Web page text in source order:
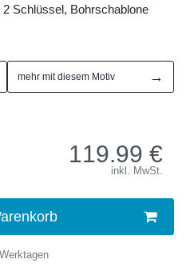
Schlüssel, Bohrschablone
mehr mit diesem Motiv →
119.99 €
inkl. MwSt.